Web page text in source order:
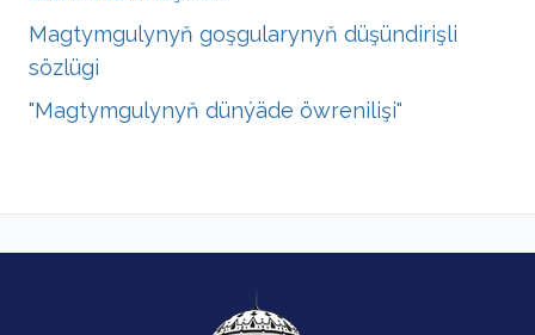
Magtymgulynyň goşgularynyň düşündirişli
sözlügi
"Magtymgulynyň dünýäde öwrenilişi"